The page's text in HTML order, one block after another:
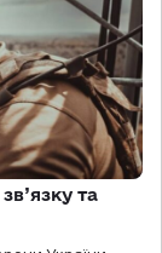
та